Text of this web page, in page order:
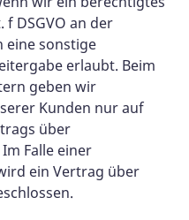
f DSGVO an der
eine sonstige
erlaubt. Beim
geben wir
Kunden nur auf
über
Falle einer
ein Vertrag über